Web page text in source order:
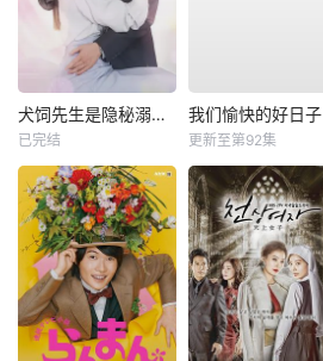
犬饲先生是隐秘溺爱上司
已完结
我们愉快的好日子
更新至第92集